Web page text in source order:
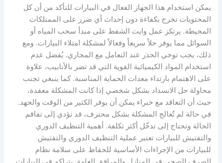
يمكن استخدام هذا الجهاز الفعال في البيارات للتأكد من أن كل
المحتويات تخرج بكفاءة دون إحداث أي ضرر على الممتلكات
المحيطة. يرتكز عمل وايت الشفط على مبدأ سحب المياه أو
السوائل مما يوفر حلاً سريعاً وفعالاً لمشكلة امتلاء البيارات. ومع
ذلك، يجب توخي الحذر عند التعامل مع المجاري. يُفضل عدم
استخدام المواد الكيميائية القوية التي قد تضر بالأنابيب، علاوة
على الاهتمام بارتداء معدات الحماية المناسبة. كما ينبغي تجنب
محاولة حل الانسداد بشكل شخصي إذا كانت المشكلة معقدة،
حيث أن التعاقد مع خبراء يمكن أن يوفر الكثير من الوقت والجهد.
في حالة لم تُعالج المشكلة بشكل محترف، قد تؤدي إلى تفاقم
الحالة وتحتاج إلى تدخّل أكثر تكلفة. أهمية التنظيف الدوري
والتفتيش للبيارات تعتبر عملية التنظيف الدوري والتفتيش
للبيارات من الإجراءات الأساسية للحفاظ على سلامة نظام